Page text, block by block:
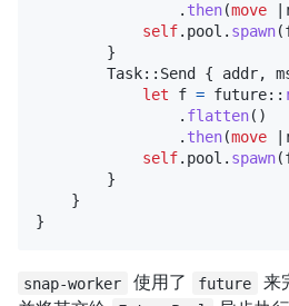
. then(move
self. pool . spawn(
}
Task:: Send { addr,
let f = future::
. flatten( )
. then(move
self. pool . spawn(
}
}
}
snap-worker 使用了 future 来